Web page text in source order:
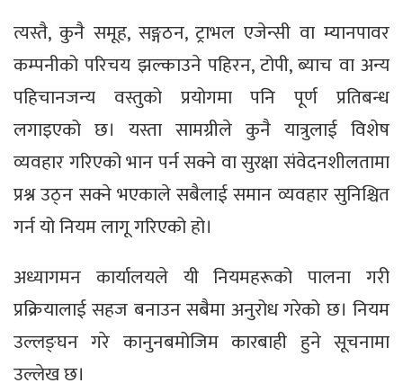
त्यस्तै, कुनै समूह, सङ्गठन, ट्राभल एजेन्सी वा म्यानपावर
कम्पनीको परिचय झल्काउने पहिरन, टोपी, ब्याच वा अन्य
पहिचानजन्य वस्तुको प्रयोगमा पनि पूर्ण प्रतिबन्ध
लगाइएको छ। यस्ता सामग्रीले कुनै यात्रुलाई विशेष
व्यवहार गरिएको भान पर्न सक्ने वा सुरक्षा संवेदनशीलतामा
प्रश्न उठ्न सक्ने भएकाले सबैलाई समान व्यवहार सुनिश्चित
गर्न यो नियम लागू गरिएको हो।
अध्यागमन कार्यालयले यी नियमहरूको पालना गरी
प्रक्रियालाई सहज बनाउन सबैमा अनुरोध गरेको छ। नियम
उल्लङ्घन गरे कानुनबमोजिम कारबाही हुने सूचनामा
उल्लेख छ।